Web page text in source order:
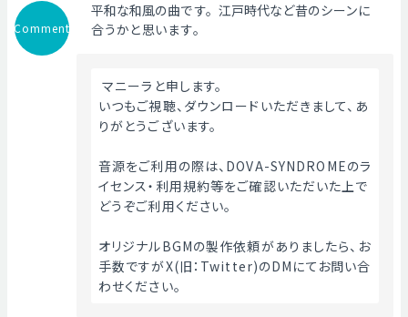
Comment
平和な和風の曲です。江戸時代など昔のシーンに
合うかと思います。
マニーラと申します。
いつもご視聴、ダウンロードいただきまして、あ
りがとうございます。
音源をご利用の際は、DOVA-SYNDROMEのラ
イセンス・利用規約等をご確認いただいた上で
どうぞご利用ください。
オリジナルBGMの製作依頼がありましたら、お
手数ですがX(旧：Twitter)のDMにてお問い合
わせください。